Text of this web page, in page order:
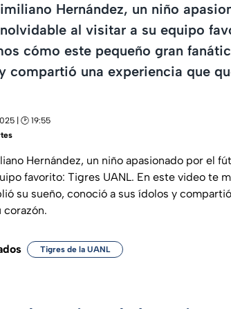
Hernández, un niño
al visitar a su equipo
cómo este pequeño gran
compartió una experiencia que
| 🕑 19:55
Hernández, un niño apasionado por el
favorito: Tigres UANL. En este video te
su sueño, conoció a sus ídolos y
corazón.
Tigres de la UANL